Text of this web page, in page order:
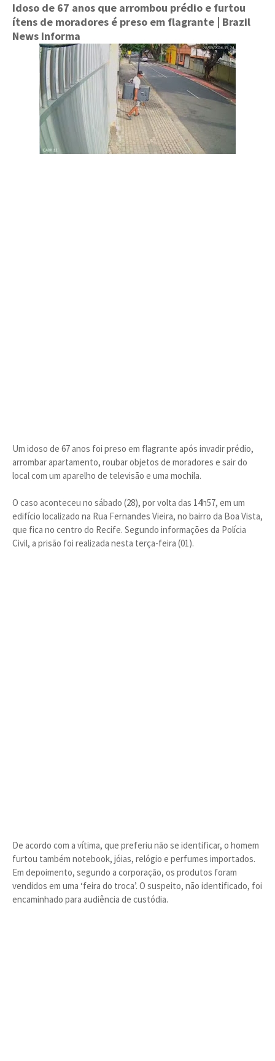
Idoso de 67 anos que arrombou prédio e furtou
ítens de moradores é preso em flagrante | Brazil
News Informa
Um idoso de 67 anos foi preso em flagrante após invadir prédio,
arrombar apartamento, roubar objetos de moradores e sair do
local com um aparelho de televisão e uma mochila.
O caso aconteceu no sábado (28), por volta das 14h57, em um
edifício localizado na Rua Fernandes Vieira, no bairro da Boa Vista,
que fica no centro do Recife. Segundo informações da Polícia
Civil, a prisão foi realizada nesta terça-feira (01).
De acordo com a vítima, que preferiu não se identificar, o homem
furtou também notebook, jóias, relógio e perfumes importados.
Em depoimento, segundo a corporação, os produtos foram
vendidos em uma ‘feira do troca’. O suspeito, não identificado, foi
encaminhado para audiência de custódia.